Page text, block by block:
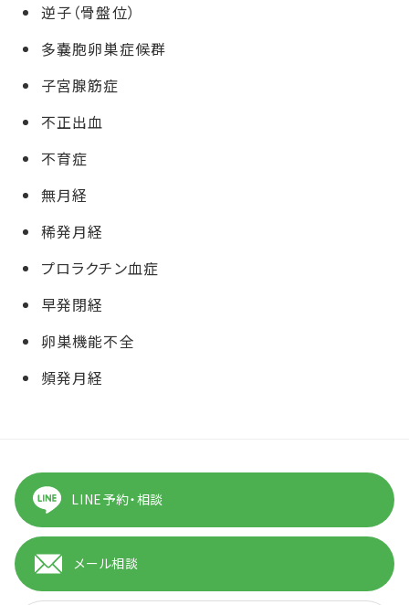
逆子（骨盤位）
多嚢胞卵巣症候群
子宮腺筋症
不正出血
不育症
無月経
稀発月経
プロラクチン血症
早発閉経
卵巣機能不全
頻発月経
LINE予約・相談
メール相談